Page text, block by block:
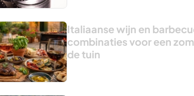
Italiaanse wijn en
combinaties voor een
de tuin